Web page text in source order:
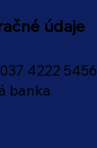
údaje
4222 5456
banka